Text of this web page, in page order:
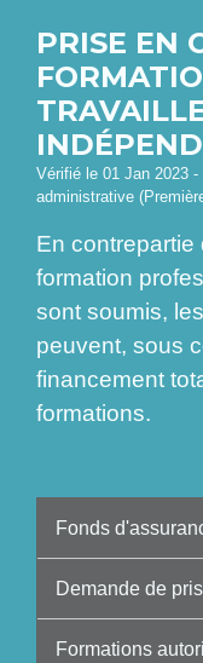
PRISE EN
Vérifié le 01 Jan 2023
administrative
En contrepartie
formation
sont soumis,
peuvent, sous
financement
formations.
Fonds
Demande de
Formations